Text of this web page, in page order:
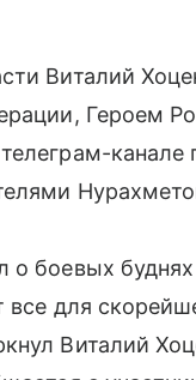
Виталий
Героем
канале
о боевых
все для
Виталий